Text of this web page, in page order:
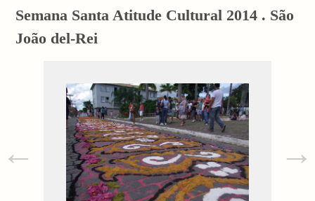
Semana Santa Atitude Cultural 2014 . São
João del-Rei
← →